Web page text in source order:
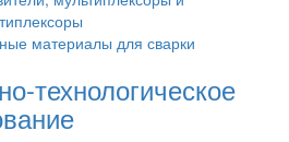
материалы для сварки
технологическое